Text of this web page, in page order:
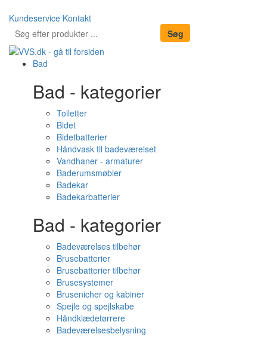
Kundeservice Kontakt
Bad
Bad - kategorier
Toiletter
Bidet
Bidetbatterier
Håndvask til badeværelset
Vandhaner - armaturer
Baderumsmøbler
Badekar
Badekarbatterier
Bad - kategorier
Badeværelses tilbehør
Brusebatterier
Brusebatterier tilbehør
Brusesystemer
Brusenicher og kabiner
Spejle og spejlskabe
Håndklædetørrere
Badeværelsesbelysning